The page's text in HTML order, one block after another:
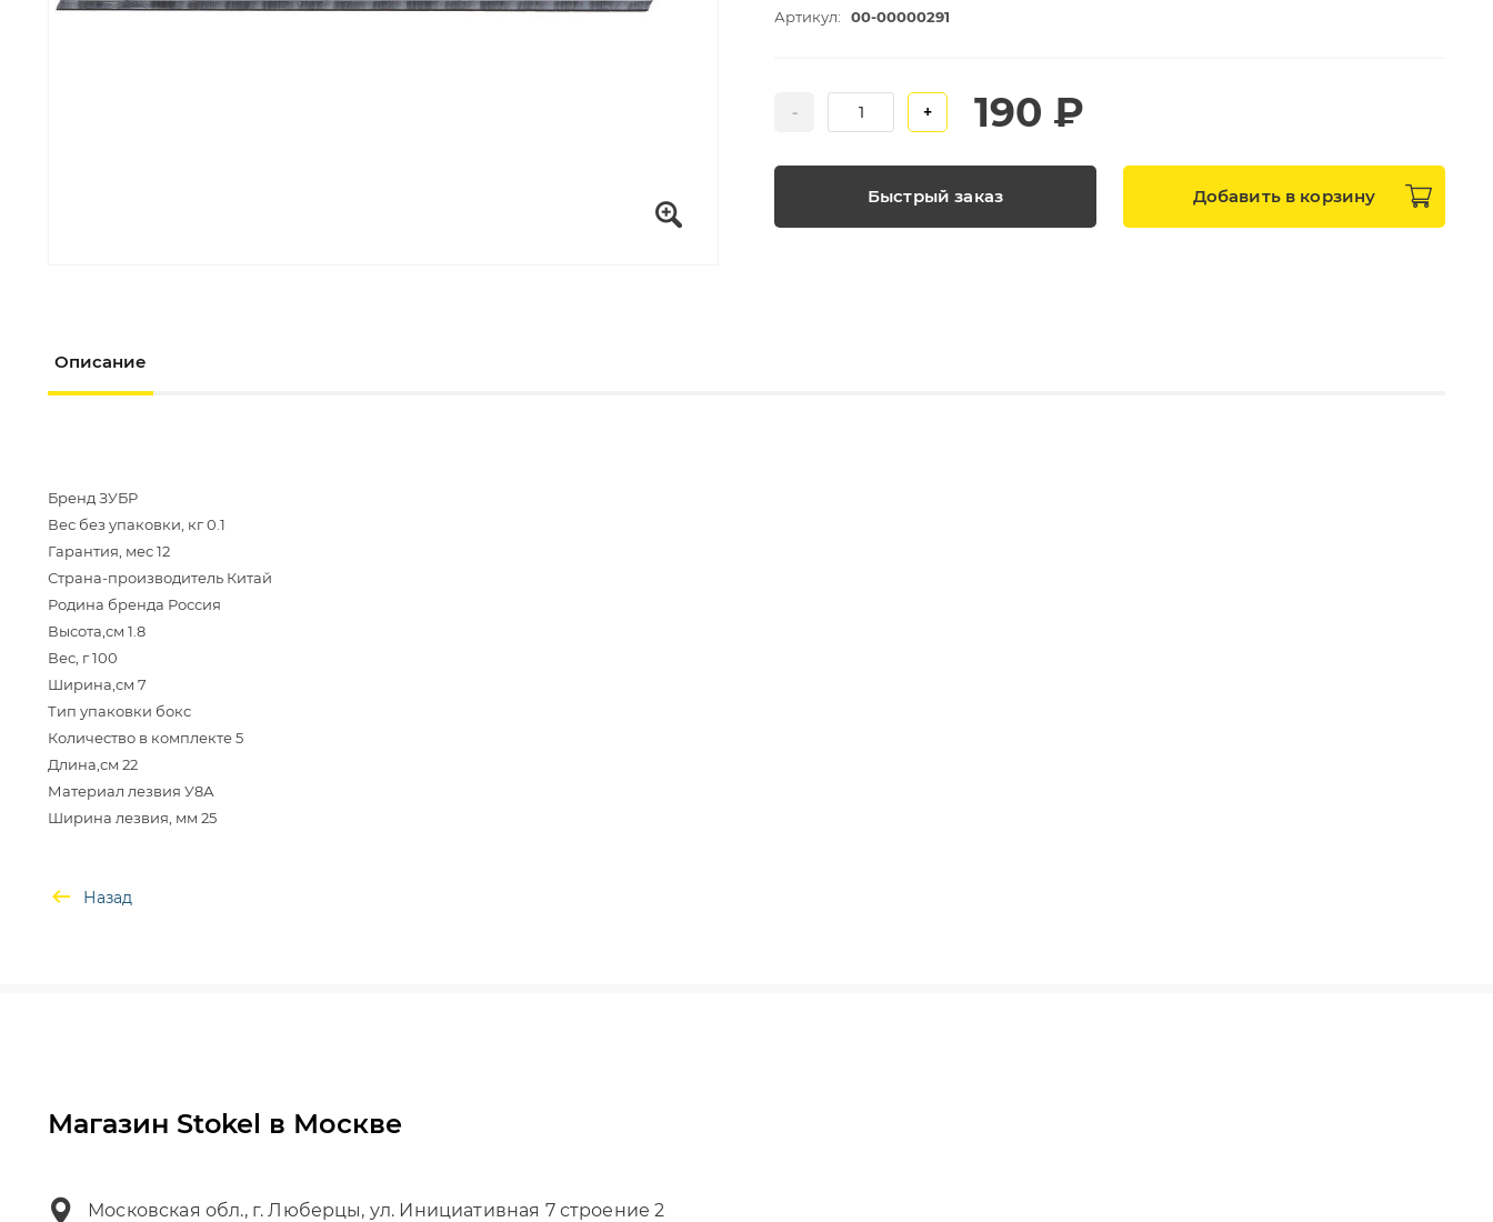
Артикул: 00-00000291
- + 190 ₽
Быстрый заказ Добавить в корзину
Описание
Бренд ЗУБР
Вес без упаковки, кг 0.1
Гарантия, мес 12
Страна-производитель Китай
Родина бренда Россия
Высота,см 1.8
Вес, г 100
Ширина,см 7
Тип упаковки бокс
Количество в комплекте 5
Длина,см 22
Материал лезвия У8А
Назад
Магазин Stokel в Москве
Московская обл., г. Люберцы, ул. Инициативная 7 строение 2